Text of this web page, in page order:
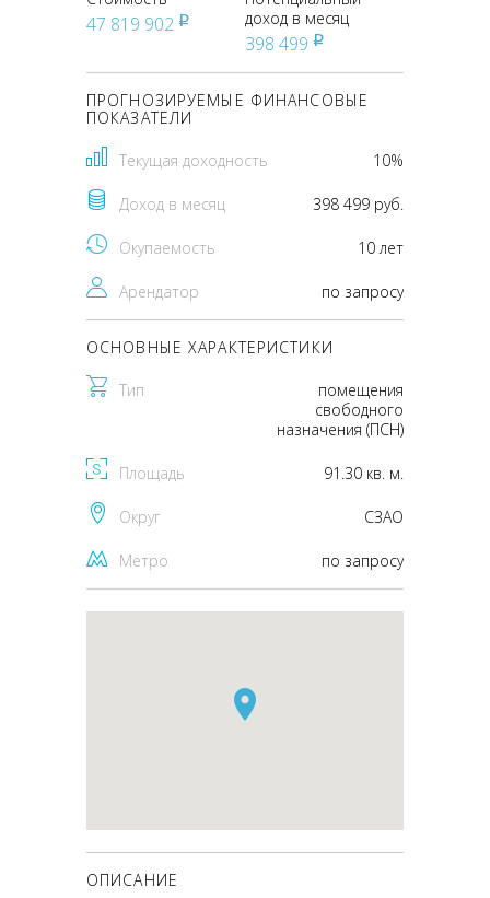
47 819 902 pуб
доход в месяц
398 499 pуб
ПРОГНОЗИРУЕМЫЕ ФИНАНСОВЫЕ
ПОКАЗАТЕЛИ
Текущая доходность 10%
Доход в месяц 398 499 руб.
Окупаемость 10 лет
Арендатор по запросу
ОСНОВНЫЕ ХАРАКТЕРИСТИКИ
Тип
помещения
свободного
назначения (ПСН)
Площадь 91.30 кв. м.
Округ CЗАО
Метро по запросу
ОПИСАНИЕ